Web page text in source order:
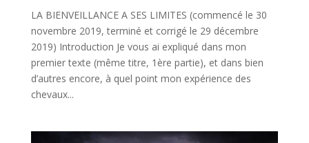
LA BIENVEILLANCE A SES LIMITES (commencé le 30
novembre 2019, terminé et corrigé le 29 décembre
2019) Introduction Je vous ai expliqué dans mon
premier texte (même titre, 1ère partie), et dans bien
d’autres encore, à quel point mon expérience des
chevaux...